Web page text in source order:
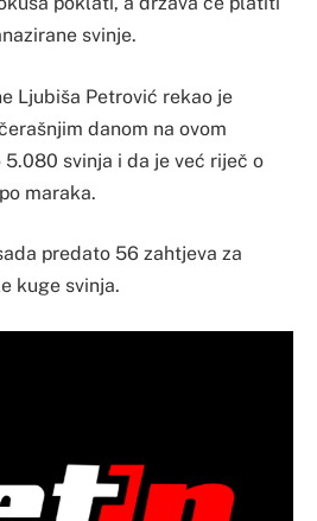
svinje.
Ljubiša Petrović rekao je
danom na ovom
svinja i da je već riječ o
maraka.
predato 56 zahtjeva za
kuge svinja.